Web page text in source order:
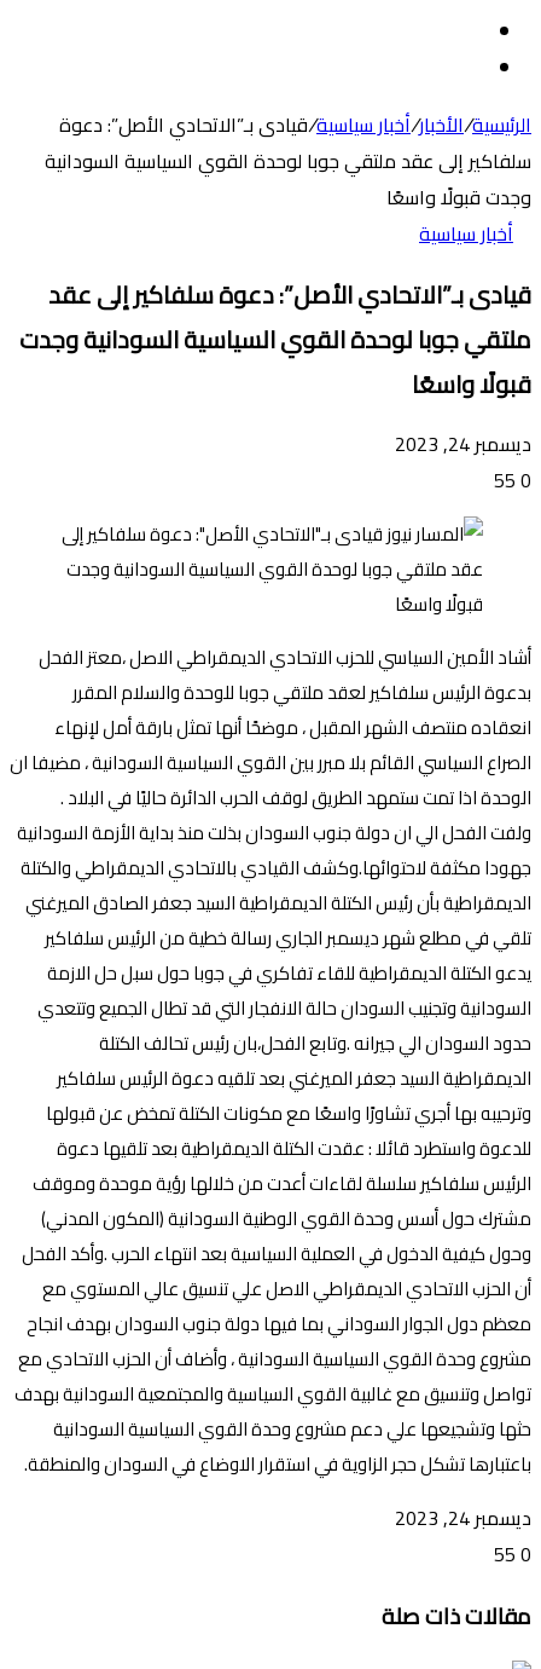
الرئيسية/الأخبار/أخبار سياسية/قيادى بـ”الاتحادي الأصل”: دعوة
سلفاكير إلى عقد ملتقي جوبا لوحدة القوي السياسية السودانية
وجدت قبولًا واسعًا
أخبار سياسية
قيادى بـ”الاتحادي الأصل”: دعوة سلفاكير إلى عقد
ملتقي جوبا لوحدة القوي السياسية السودانية وجدت
قبولًا واسعًا
ديسمبر 24, 2023
0
أشاد الأمين السياسي للحزب الاتحادي الديمقراطي الاصل ،معتز الفحل
بدعوة الرئيس سلفاكير لعقد ملتقي جوبا للوحدة والسلام المقرر
انعقاده منتصف الشهر المقبل ، موضحًا أنها تمثل بارقة أمل لإنهاء
الصراع السياسي القائم بلا مبرر بين القوي السياسية السودانية ، مضيفا ان
الوحدة اذا تمت ستمهد الطريق لوقف الحرب الدائرة حاليًا في البلاد .
ولفت الفحل الي ان دولة جنوب السودان بذلت منذ بداية الأزمة السودانية
جهودا مكثفة لاحتوائها.وكشف القيادي بالاتحادي الديمقراطي والكتلة
الديمقراطية بأن رئيس الكتلة الديمقراطية السيد جعفر الصادق الميرغني
تلقي في مطلع شهر ديسمبر الجاري رسالة خطية من الرئيس سلفاكير
يدعو الكتلة الديمقراطية للقاء تفاكري في جوبا حول سبل حل الازمة
السودانية وتجنيب السودان حالة الانفجار التي قد تطال الجميع وتتعدي
حدود السودان الي جيرانه .وتابع الفحل،بان رئيس تحالف الكتلة
الديمقراطية السيد جعفر الميرغني بعد تلقيه دعوة الرئيس سلفاكير
وترحيبه بها أجري تشاورًا واسعًا مع مكونات الكتلة تمخض عن قبولها
للدعوة واستطرد قائلا : عقدت الكتلة الديمقراطية بعد تلقيها دعوة
الرئيس سلفاكير سلسلة لقاءات أعدت من خلالها رؤية موحدة وموقف
مشترك حول أسس وحدة القوي الوطنية السودانية (المكون المدني)
وحول كيفية الدخول في العملية السياسية بعد انتهاء الحرب .وأكد الفحل
أن الحزب الاتحادي الديمقراطي الاصل علي تنسيق عالي المستوي مع
معظم دول الجوار السوداني بما فيها دولة جنوب السودان بهدف انجاح
مشروع وحدة القوي السياسية السودانية ، وأضاف أن الحزب الاتحادي مع
تواصل وتنسيق مع غالبية القوي السياسية والمجتمعية السودانية بهدف
حثها وتشجيعها علي دعم مشروع وحدة القوي السياسية السودانية
باعتبارها تشكل حجر الزاوية في استقرار الاوضاع في السودان والمنطقة.
ديسمبر 24, 2023
0
عبر
مقالات ذات صلة